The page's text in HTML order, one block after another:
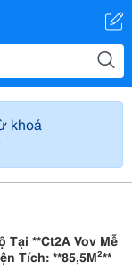
khoá
Tại **Ct2A Vov Mễ
Tin Căn Hộ: + Diện Tích: **85,5M²**